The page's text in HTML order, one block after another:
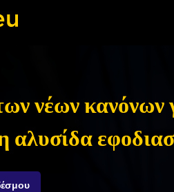
νέων κανόνων
αλυσίδα